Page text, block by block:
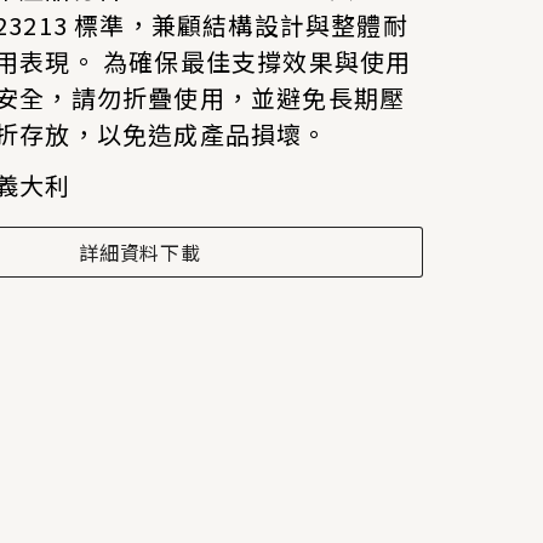
標準，兼顧結構設計與整體耐
表現。 為確保最佳支撐效果與使用
全，請勿折疊使用，並避免長期壓
存放，以免造成產品損壞。
大利
詳細資料下載